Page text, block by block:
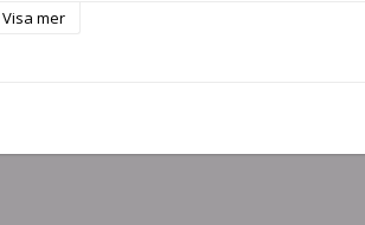
Visa mer